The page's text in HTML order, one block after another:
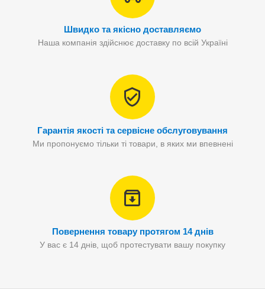
Швидко та якісно доставляємо
Наша компанія здійснює доставку по всій Україні
Гарантія якості та сервісне обслуговування
Ми пропонуємо тільки ті товари, в яких ми впевнені
Повернення товару протягом 14 днів
У вас є 14 днів, щоб протестувати вашу покупку